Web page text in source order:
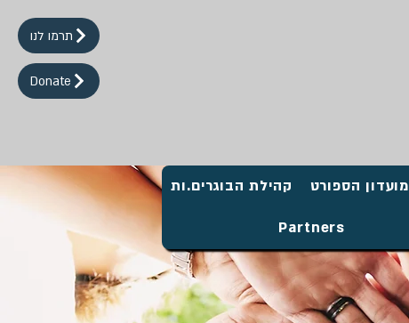
תרמו לנו
Donate
מועדון הספורט קהילת הבוגרים.ות
Partners